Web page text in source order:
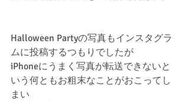
Halloween Partyの写真もインスタグラ
ムに投稿するつもりでしたが
iPhoneにうまく写真が転送できないと
いう何ともお粗末なことがおこってし
まい